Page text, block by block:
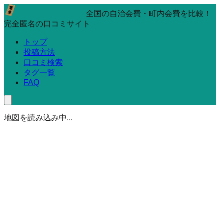
全国の自治会費・町内会費を比較！
完全匿名の口コミサイト
トップ
投稿方法
口コミ検索
タグ一覧
FAQ
地図を読み込み中...